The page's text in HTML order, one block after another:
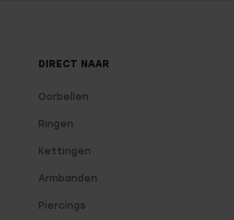
DIRECT NAAR
Oorbellen
Ringen
Kettingen
Armbanden
Piercings